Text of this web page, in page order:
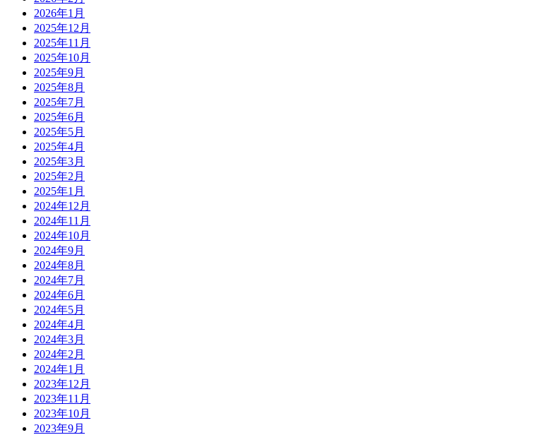
2026年1月
2025年12月
2025年11月
2025年10月
2025年9月
2025年8月
2025年7月
2025年6月
2025年5月
2025年4月
2025年3月
2025年2月
2025年1月
2024年12月
2024年11月
2024年10月
2024年9月
2024年8月
2024年7月
2024年6月
2024年5月
2024年4月
2024年3月
2024年2月
2024年1月
2023年12月
2023年11月
2023年10月
2023年9月